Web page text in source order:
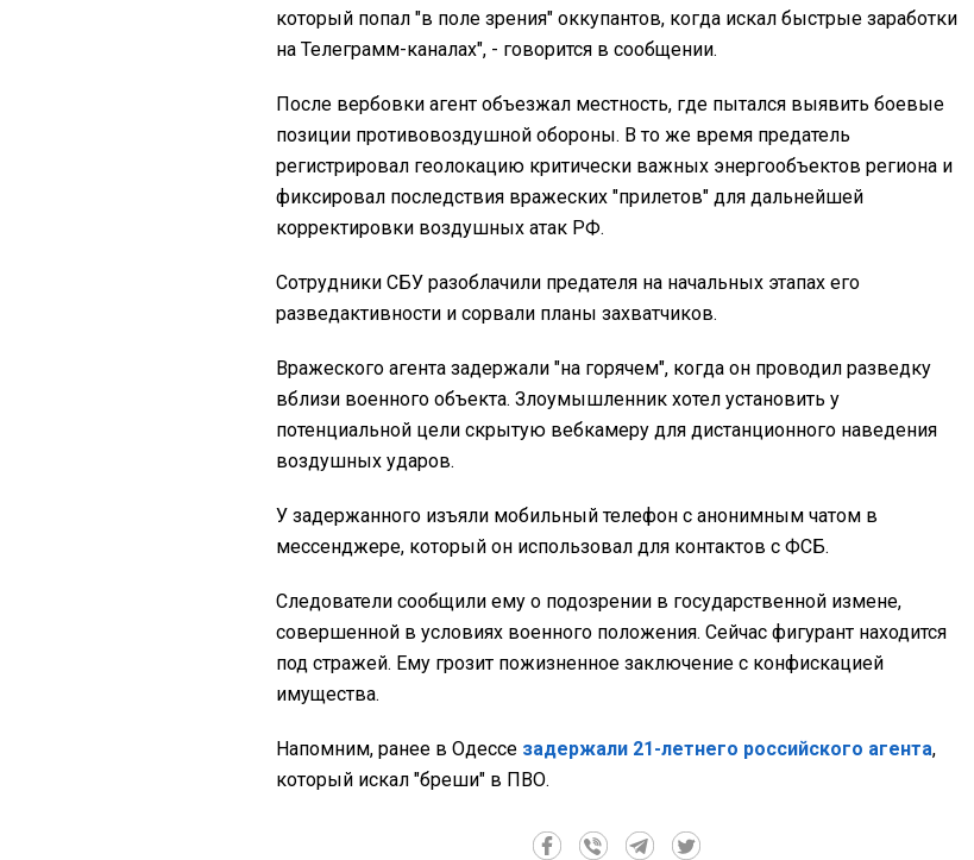
который попал "в поле зрения" оккупантов, когда искал быстрые заработки
на Телеграмм-каналах", - говорится в сообщении.
После вербовки агент объезжал местность, где пытался выявить боевые
позиции противовоздушной обороны. В то же время предатель
регистрировал геолокацию критически важных энергообъектов региона и
фиксировал последствия вражеских "прилетов" для дальнейшей
корректировки воздушных атак РФ.
Сотрудники СБУ разоблачили предателя на начальных этапах его
разведактивности и сорвали планы захватчиков.
Вражеского агента задержали "на горячем", когда он проводил разведку
вблизи военного объекта. Злоумышленник хотел установить у
потенциальной цели скрытую вебкамеру для дистанционного наведения
воздушных ударов.
У задержанного изъяли мобильный телефон с анонимным чатом в
мессенджере, который он использовал для контактов с ФСБ.
Следователи сообщили ему о подозрении в государственной измене,
совершенной в условиях военного положения. Сейчас фигурант находится
под стражей. Ему грозит пожизненное заключение с конфискацией
имущества.
Напомним, ранее в Одессе задержали 21-летнего российского агента,
который искал "бреши" в ПВО.